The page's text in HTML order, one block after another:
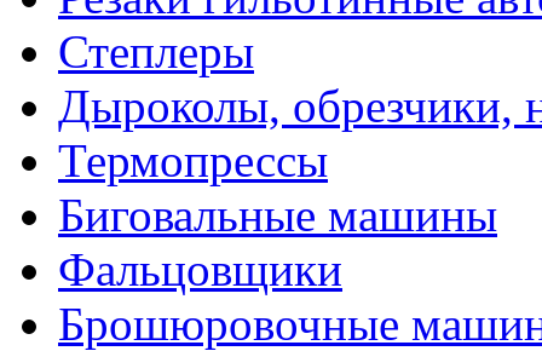
Степлеры
Дыроколы, обрезчики,
Термопрессы
Биговальные машины
Фальцовщики
Брошюровочные